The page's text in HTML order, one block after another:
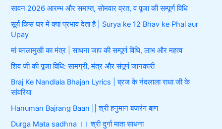
सावन 2026 आरम्भ और समाप्त, सोमवार व्रत, व पूजा की सम्पूर्ण विधि
सूर्य किस घर में क्या प्रभाव देता है | Surya ke 12 Bhav ke Phal aur
Upay
मां बगलामुखी का मंत्र | साधना जाप की सम्पूर्ण विधि, लाभ और महत्व
शिव जी की पूजा विधि: सामग्री, मंत्र और संपूर्ण जानकारी
Braj Ke Nandlala Bhajan Lyrics | ब्रज के नंदलाला राधा जी के
सांवरिया
Hanuman Bajrang Baan || श्री हनुमान बजरंग बाण
Durga Mata sadhna ।। श्री दुर्गा माता साधना